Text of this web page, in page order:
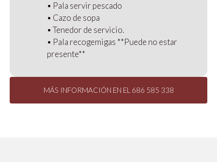
• Pala servir pescado
• Cazo de sopa
• Tenedor de servicio.
• Pala recogemigas **Puede no estar
presente**
MÁS INFORMACIÓN EN EL 686 585 338